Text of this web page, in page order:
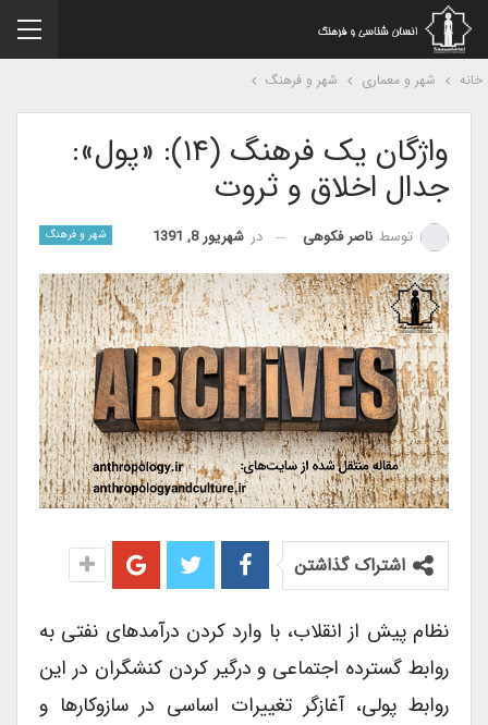
شهر و معماری شهر و فرهنگ
واژگان یک فرهنگ (۱۴): «پول»:
جدال اخلاق و ثروت
شهر و فرهنگ توسطناصر فکوهی درشهریور 8, 1391
اشتراک گذاشتن
نظام پیش از انقلاب، با وارد کردن درآمدهای نفتی به
روابط گسترده اجتماعی و درگیر کردن کنشگران در این
روابط پولی، آغازگر تغییرات اساسی در سازوکارها و